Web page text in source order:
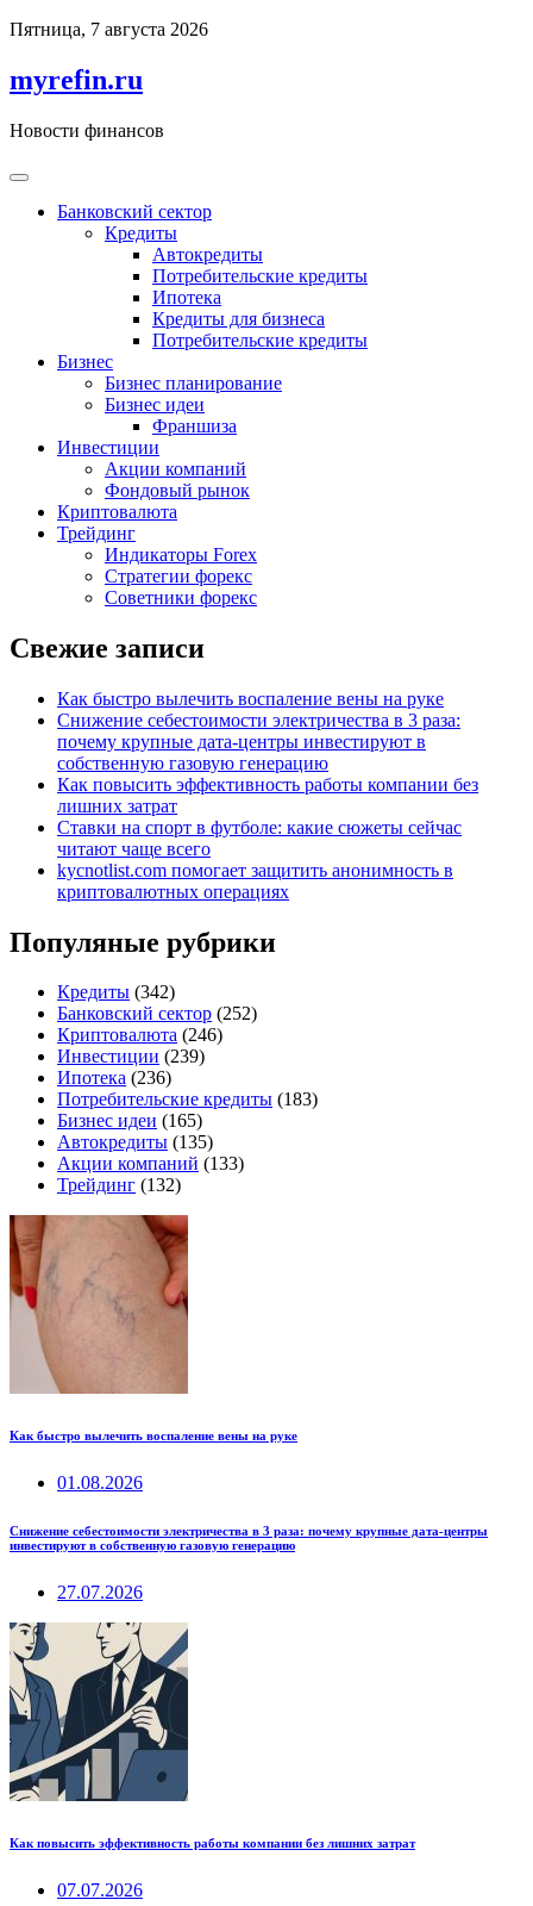
Перейти
содержимому
Пятница, 7 августа 2026
myrefin.ru
Новости финансов
Банковский сектор
Кредиты
Автокредиты
Потребительские кредиты
Ипотека
Кредиты для бизнеса
Потребительские кредиты
Бизнес
Бизнес планирование
Бизнес идеи
Франшиза
Инвестиции
Акции компаний
Фондовый рынок
Криптовалюта
Трейдинг
Индикаторы Forex
Стратегии форекс
Советники форекс
Свежие записи
Как быстро вылечить воспаление вены на руке
Снижение себестоимости электричества в 3 раза:
почему крупные дата-центры инвестируют в
собственную газовую генерацию
Как повысить эффективность работы компании без
лишних затрат
Ставки на спорт в футболе: какие сюжеты сейчас
читают чаще всего
kycnotlist.com помогает защитить анонимность в
криптовалютных операциях
Популяные рубрики
Кредиты (342)
Банковский сектор (252)
Криптовалюта (246)
Инвестиции (239)
Ипотека (236)
Потребительские кредиты (183)
Бизнес идеи (165)
Автокредиты (135)
Акции компаний (133)
Трейдинг (132)
Как быстро вылечить воспаление вены на руке
01.08.2026
Снижение себестоимости электричества в 3 раза: почему крупные дата-центры
инвестируют в собственную газовую генерацию
27.07.2026
Как повысить эффективность работы компании без лишних затрат
07.07.2026